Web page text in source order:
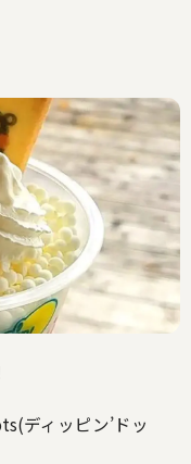
ディッピン’ドッ